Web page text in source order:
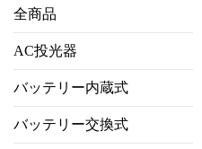
全商品
AC投光器
バッテリー内蔵式
バッテリー交換式